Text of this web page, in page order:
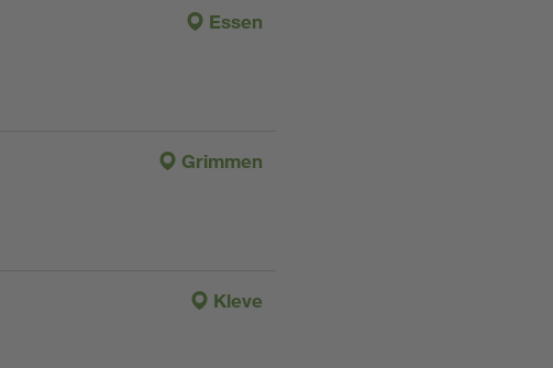
Essen
Grimmen
Kleve